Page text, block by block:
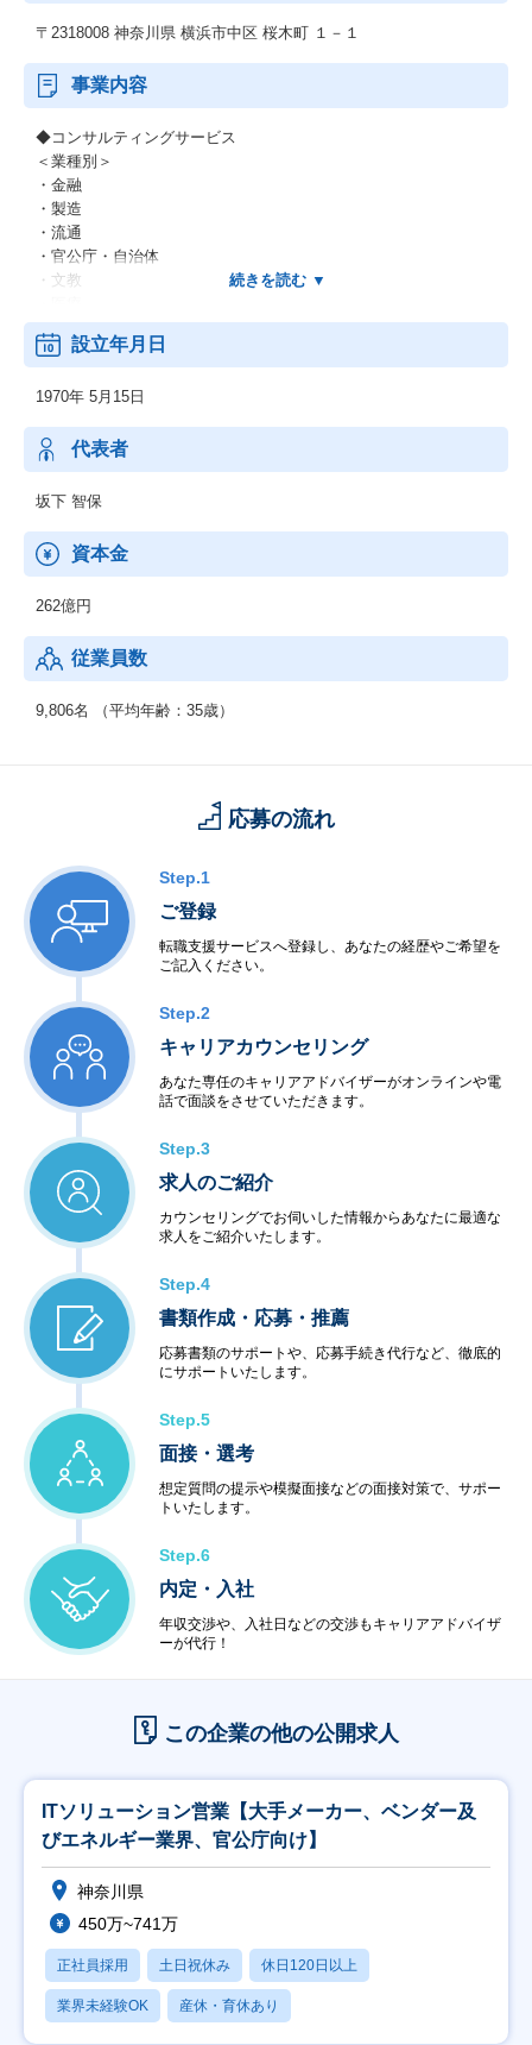
〒2318008 神奈川県 横浜市中区 桜木町 １－１
事業内容
◆コンサルティングサービス
＜業種別＞
・金融
・製造
・流通
・官公庁・自治体
・文教
・他
＜業務別＞
・CRM
・SFA
・SCM
・ERP
・WEB
＜IT基盤、ネットワーク＞
・ネットワーク
・先端IT
・ミドルウェア
◆制御系システムサービス
＜移動体通信制御開発＞
・衛星・航空制御
・交通機関・車輌制御
・ビル・店舗設備制御
・電力・エネルギー制御
・通信インフラ制御
・LSI・FPGA設計
・電子回路設計・生産
◆アウトソーシングサービス
＜システム運用保守サービス＞
・業務運用
・オペレーション
・ネットワーク管理
・ファシリティ管理
・ヘルプデスク
・データセンター
・ハウジング・ホスティング
・セキュリティ
＜教育サービス＞
・システム運用サービス
＜コンビニエンスサービス＞
・ハードウェア販売
・ソフトウェア販売
設立年月日
1970年 5月15日
代表者
坂下 智保
資本金
262億円
従業員数
9,806名 （平均年齢：35歳）
応募の流れ
Step.1
ご登録
転職支援サービスへ登録し、あなたの経歴やご希望を
ご記入ください。
Step.2
キャリアカウンセリング
あなた専任のキャリアアドバイザーがオンラインや電
話で面談をさせていただきます。
Step.3
求人のご紹介
カウンセリングでお伺いした情報からあなたに最適な
求人をご紹介いたします。
Step.4
書類作成・応募・推薦
応募書類のサポートや、応募手続き代行など、徹底的
にサポートいたします。
Step.5
面接・選考
想定質問の提示や模擬面接などの面接対策で、サポー
トいたします。
Step.6
内定・入社
年収交渉や、入社日などの交渉もキャリアアドバイザ
ーが代行！
この企業の他の公開求人
ITソリューション営業【大手メーカー、ベンダー及
びエネルギー業界、官公庁向け】
神奈川県
450万~741万
正社員採用 土日祝休み 休日120日以上
業界未経験OK 産休・育休あり